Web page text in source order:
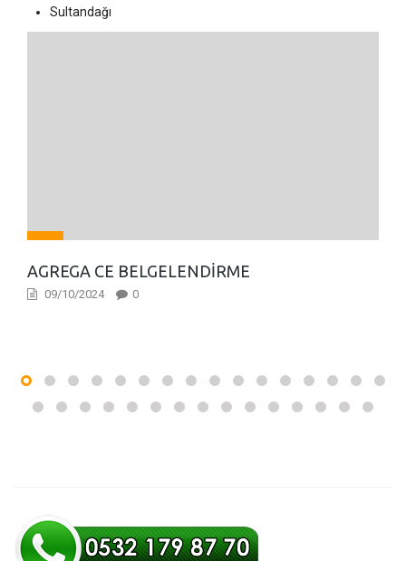
Sultandağı
AGREGA CE BELGELENDIRME
09/10/2024 0